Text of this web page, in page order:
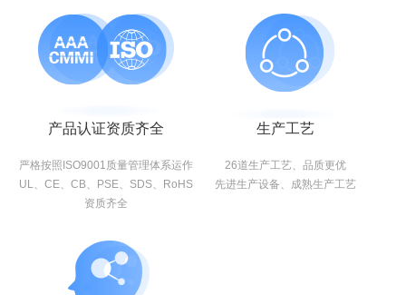
产品认证资质齐全
严格按照ISO9001质量管理体系运作
UL、CE、CB、PSE、SDS、RoHS
资质齐全
生产工艺
26道生产工艺、品质更优
先进生产设备、成熟生产工艺